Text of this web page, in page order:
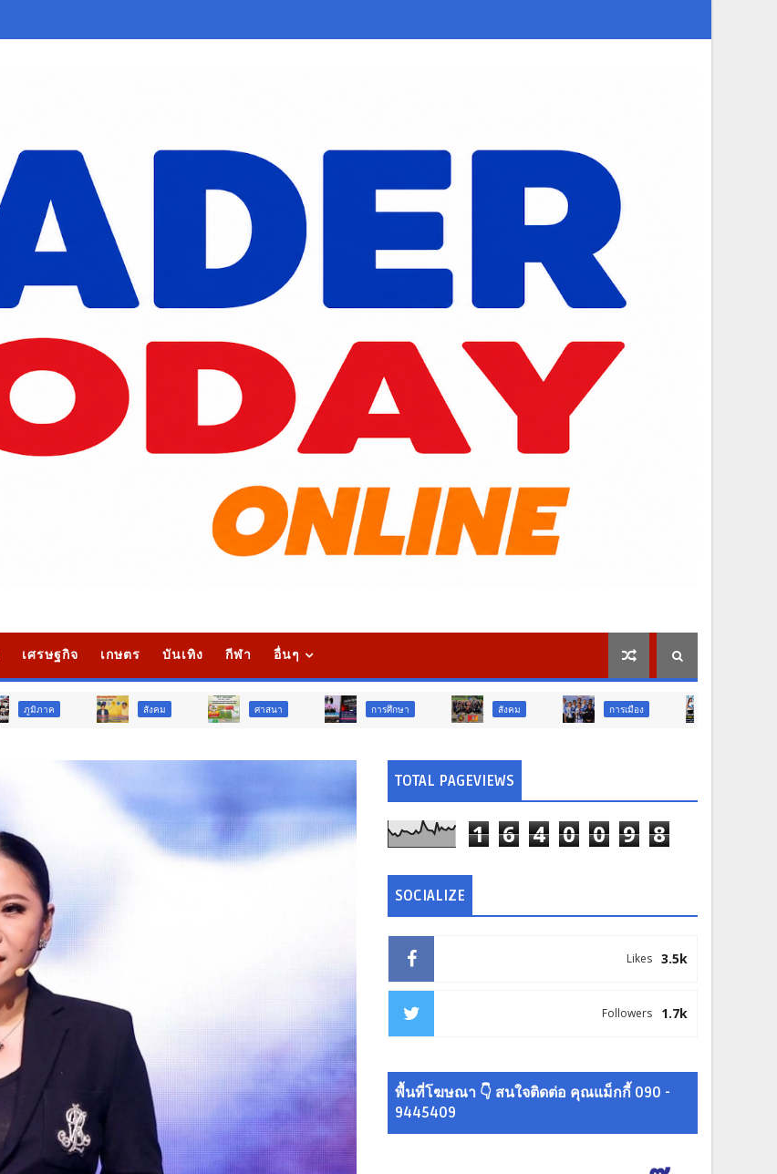
เศรษฐกิจ เกษตร บันเทิง กีฬา อื่นๆ
ภูมิภาค
TOTAL PAGEVIEWS
1 6 4 0 0 9 8
SOCIALIZE
3.5k
Likes
1.7k
Followers
พื้นที่โฆษณา 👇 สนใจติดต่อ คุณแม็กกี้ 090 -
9445409